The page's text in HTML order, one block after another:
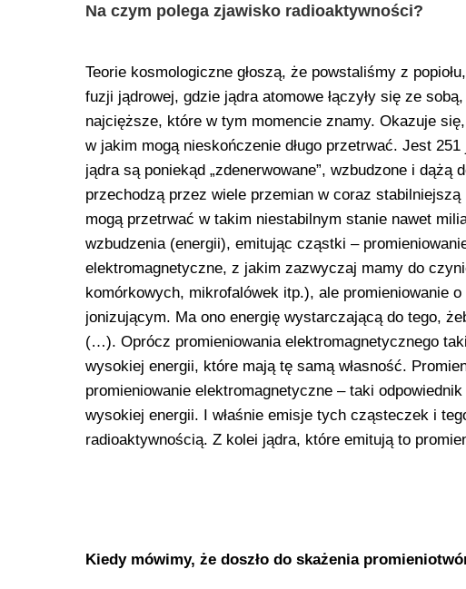
Na czym polega zjawisko radioaktywności?
Teorie kosmologiczne głoszą, że powstaliśmy z
fuzji jądrowej, gdzie jądra atomowe łączyły się ze
najcięższe, które w tym momencie znamy. Okazuje
w jakim mogą nieskończenie długo przetrwać. Jest
jądra są poniekąd „zdenerwowane”, wzbudzone i
przechodzą przez wiele przemian w coraz
mogą przetrwać w takim niestabilnym stanie nawet
wzbudzenia (energii), emitując cząstki –
elektromagnetyczne, z jakim zazwyczaj mamy do
komórkowych, mikrofalówek itp.), ale promieniowanie
jonizującym. Ma ono energię wystarczającą do tego,
(…). Oprócz promieniowania elektromagnetycznego
wysokiej energii, które mają tę samą własność.
promieniowanie elektromagnetyczne – taki
wysokiej energii. I właśnie emisje tych cząsteczek i
radioaktywnością. Z kolei jądra, które emitują to
Kiedy mówimy, że doszło do skażenia